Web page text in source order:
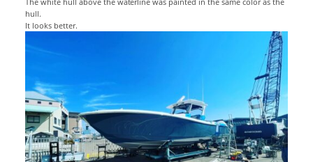
The white hull above the waterline was painted in the same color as the
hull.
It looks better.